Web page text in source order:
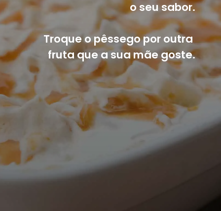
o seu sabor.
Troque o pêssego por outra
fruta que a sua mãe goste.